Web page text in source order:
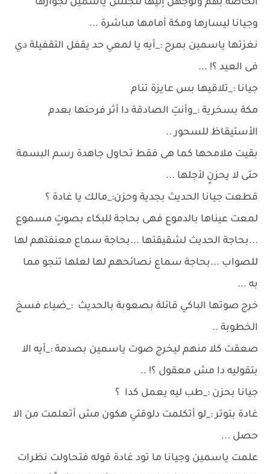
الخاصة بهم وتوجهن إليها لتجلس ياسمين لجوارها
وجيانا ليسارها ومكة أمامها مباشرة ...
نغزتها ياسمين بمرح :_أيه يا لمعي حد يقفل التقفيلة دي
فى العيد ؟! ...
جيانا :_تلاقيها بس عايزة تنام
مكة بسخرية :_وأنتِ الصادقة دا أثر فرحتها بعدم
الأستيقاظ للسحور ..
بقيت ملامحها كما هى فقط تحاول جاهدة رسم البسمة
حتى لا يحزنٍ لأجلها ...
قطعت جيانا الحديث بجدية وحزن:_مالك يا غادة ؟
لمعت عيناها بالدموع فهى بحاجة للبكاء بصوتٍ مسموع
...بحاجة الحديث لشقيقتها ...بحاجة سماع معنفتهم لها
للصواب ...بحاجة سماع نصائحهم لها لعلها تنجو مما
به ...
خرج صوتها الباكي قائلة بصعوبة بالحديث :_ضياء فسخ
الخطوبة ..
صعقت كلا منهم ليخرج صوت ياسمين بصدمة :_أيه الا
بتقوليه دا مش معقول ؟! ..
جيانا بحزن :_طب ليه يعمل كدا ؟
غادة بتوتر :_لو أتكلمت دلوقتي هكون مش أتعلمت من الا
حصل ...
علمت ياسمين وجيانا ما تود غادة قوله فتحاولت نظرات